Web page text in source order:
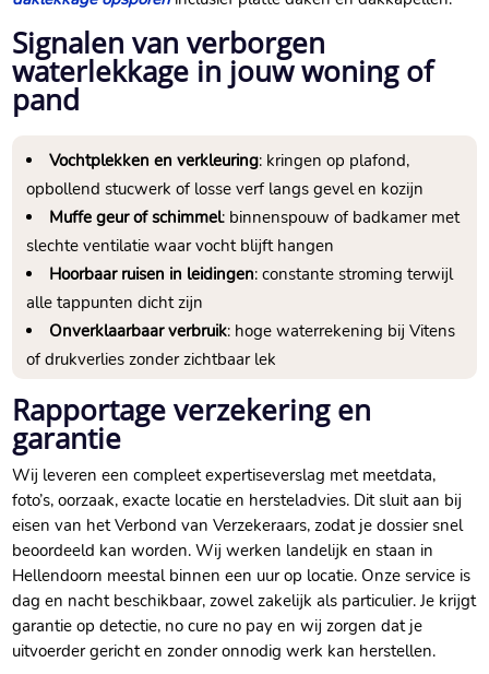
Signalen van verborgen
waterlekkage in jouw woning of
pand
Vochtplekken en verkleuring: kringen op plafond,
opbollend stucwerk of losse verf langs gevel en kozijn
Muffe geur of schimmel: binnenspouw of badkamer met
slechte ventilatie waar vocht blijft hangen
Hoorbaar ruisen in leidingen: constante stroming terwijl
alle tappunten dicht zijn
Onverklaarbaar verbruik: hoge waterrekening bij Vitens
of drukverlies zonder zichtbaar lek
Rapportage verzekering en
garantie
Wij leveren een compleet expertiseverslag met meetdata,
foto’s, oorzaak, exacte locatie en hersteladvies. Dit sluit aan bij
eisen van het Verbond van Verzekeraars, zodat je dossier snel
beoordeeld kan worden. Wij werken landelijk en staan in
Hellendoorn meestal binnen een uur op locatie. Onze service is
dag en nacht beschikbaar, zowel zakelijk als particulier. Je krijgt
garantie op detectie, no cure no pay en wij zorgen dat je
uitvoerder gericht en zonder onnodig werk kan herstellen.